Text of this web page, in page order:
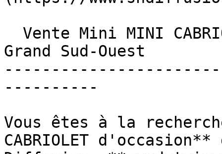
Grand Sud-Ouest
----------
Vous êtes à la
CABRIOLET